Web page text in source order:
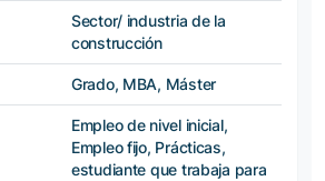
Sector/ industria de la
construcción
Grado, MBA, Máster
Empleo de nivel inicial,
Empleo fijo, Prácticas,
estudiante que trabaja para